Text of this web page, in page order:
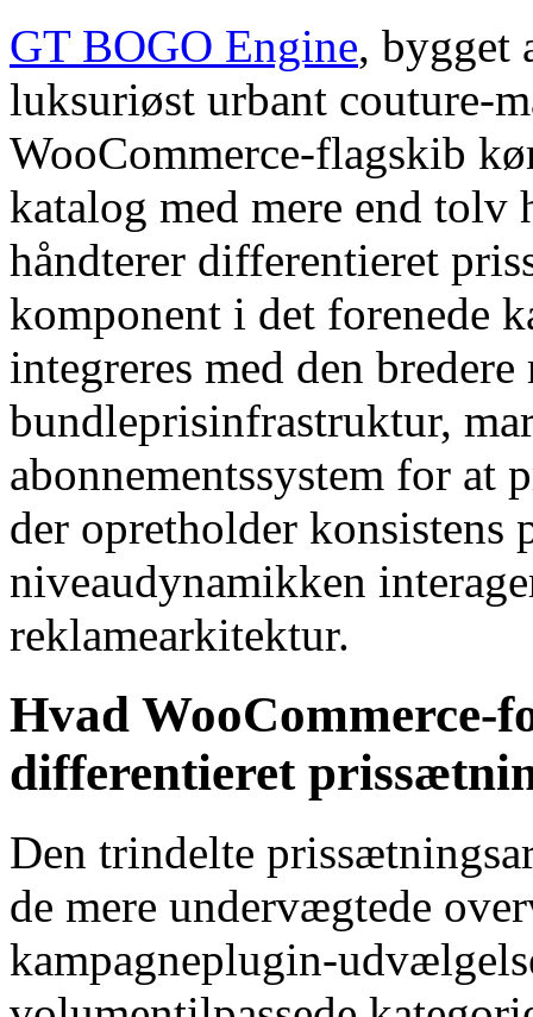
GT BOGO Engine, bygget
luksuriøst urbant couture-
WooCommerce-flagskib
katalog med mere end tolv
håndterer differentieret
komponent i det forenede
integreres med den
bundleprisinfrastruktur,
abonnementssystem for at
der opretholder konsistens
niveaudynamikken
reklamearkitektur.
Hvad WooCommerce-
differentieret
Den trindelte
de mere undervægtede
kampagneplugin-